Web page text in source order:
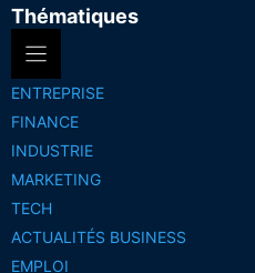
Thématiques
ENTREPRISE
FINANCE
INDUSTRIE
MARKETING
TECH
ACTUALITÉS BUSINESS
EMPLOI